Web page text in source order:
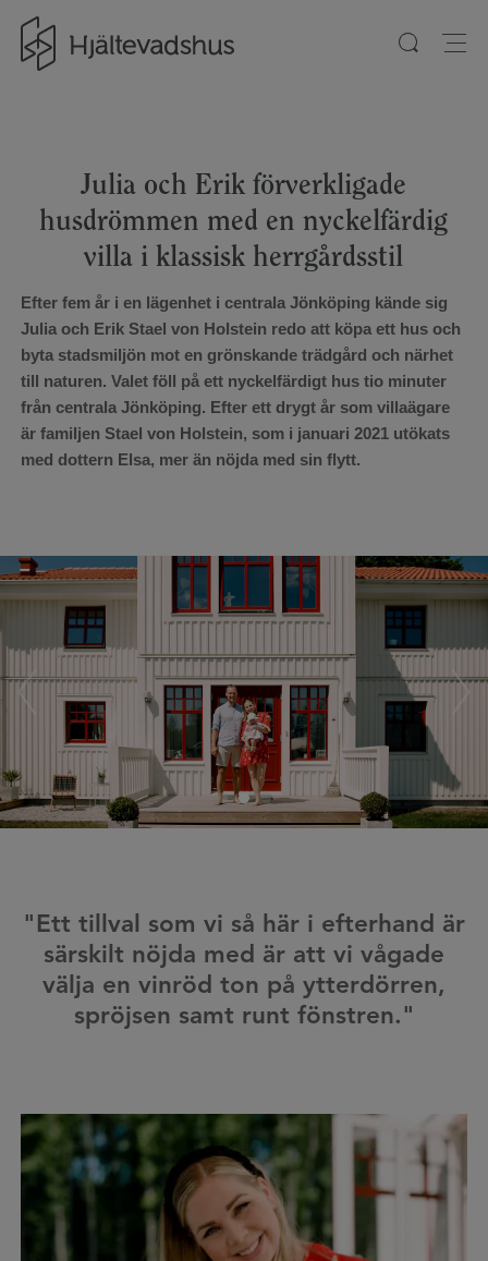
Julia och Erik förverkligade
husdrömmen med en nyckelfärdig
villa i klassisk herrgårdsstil
Efter fem år i en lägenhet i centrala Jönköping kände sig
Julia och Erik Stael von Holstein redo att köpa ett hus och
byta stadsmiljön mot en grönskande trädgård och närhet
till naturen. Valet föll på ett nyckelfärdigt hus tio minuter
från centrala Jönköping. Efter ett drygt år som villaägare
är familjen Stael von Holstein, som i januari 2021 utökats
med dottern Elsa, mer än nöjda med sin flytt.
"Ett tillval som vi så här i efterhand är
särskilt nöjda med är att vi vågade
välja en vinröd ton på ytterdörren,
spröjsen samt runt fönstren."